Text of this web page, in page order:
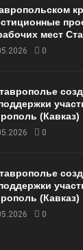
мест
0
(Кавказ)
0
(Кавказ)
0